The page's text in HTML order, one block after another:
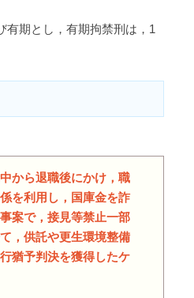
期とし，有期拘禁刑は， 1
から退職後にかけ，職
を利用し，国庫金を詐
案で，接見等禁止一部
，供託や更生環境整備
猶予判決を獲得したケ